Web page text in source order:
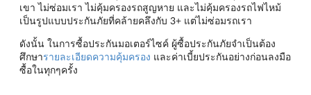
เขา ไม่ซ่อมเรา ไม่คุ้มครองรถสูญหาย และไม่คุ้มครองรถไฟไหม้
เป็นรูปแบบประกันภัยที่คล้ายคลึงกับ 3+ แต่ไม่ซ่อมรถเรา
ดังนั้น ในการซื้อประกันมอเตอร์ไซค์ ผู้ซื้อประกันภัยจำเป็นต้อง
ศึกษารายละเอียดความคุ้มครอง และค่าเบี้ยประกันอย่างก่อนลงมือ
ซื้อในทุกๆครั้ง